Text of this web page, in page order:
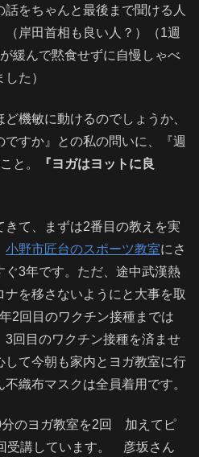
をちゃんと最後まで聞ける人
岸田首相も良い人？）（1週
緩んで黙食せずに自慢しゃべ
た）
機敏に動けるのでしょうか、
すか』との私の問いに、『週
と。
『ヨガはヨットに良
て、まずは2番目の教えを実
小野市匠台のスポーツ教室にさ
ぐ3年です。ただ、途中武漢熱
を移さないようにと大事を取
2回目のワクチン接種までは
回目のワクチン接種を済ませ
して今朝も家内とヨガ教室に行
織布マスクは全員着用です。
分のヨガ教室を2回 加えてピ
受講しています。 彦坂さん